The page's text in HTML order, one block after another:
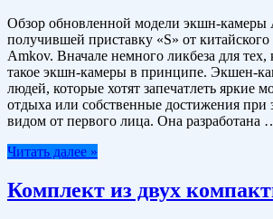
Обзор обновленной модели экшн-камеры
получившей приставку «S» от китайского
Amkov. Вначале немного ликбеза для тех,
такое экшн-камеры в принципе. Экшен-
людей, которые хотят запечатлеть яркие
отдыха или собственные достижения при
видом от первого лица. Она разработана
Читать далее »
Комплект из двух